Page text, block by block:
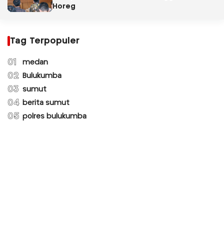
Horeg
Tag Terpopuler
01 medan
02 Bulukumba
03 sumut
04 berita sumut
05 polres bulukumba